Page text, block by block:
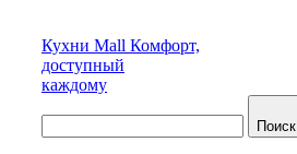
Кухни Mall Комфорт,
доступный
каждому
Поиск